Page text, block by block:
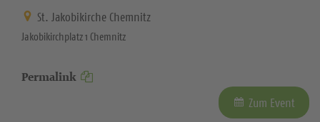
St. Jakobikirche Chemnitz
Jakobikirchplatz 1 Chemnitz
Permalink
Zum Event